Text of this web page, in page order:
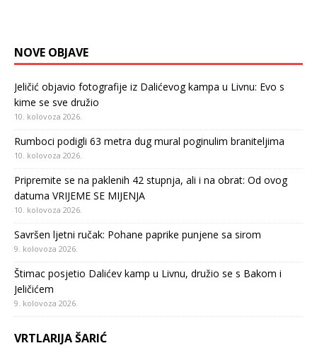
NOVE OBJAVE
Jeličić objavio fotografije iz Dalićevog kampa u Livnu: Evo s
kime se sve družio
10. kolovoza 2026.
Rumboci podigli 63 metra dug mural poginulim braniteljima
10. kolovoza 2026.
Pripremite se na paklenih 42 stupnja, ali i na obrat: Od ovog
datuma VRIJEME SE MIJENJA
10. kolovoza 2026.
Savršen ljetni ručak: Pohane paprike punjene sa sirom
9. kolovoza 2026.
Štimac posjetio Dalićev kamp u Livnu, družio se s Bakom i
Jeličićem
9. kolovoza 2026.
VRTLARIJA ŠARIĆ